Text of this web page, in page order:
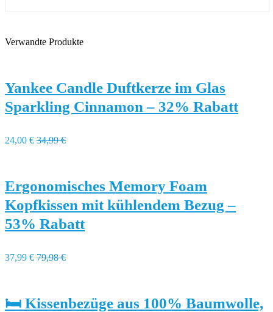
Verwandte Produkte
Yankee Candle Duftkerze im Glas
Sparkling Cinnamon – 32% Rabatt
24,00 € 34,99 €
Ergonomisches Memory Foam
Kopfkissen mit kühlendem Bezug –
53% Rabatt
37,99 € 79,98 €
🛏️ Kissenbezüge aus 100% Baumwolle,